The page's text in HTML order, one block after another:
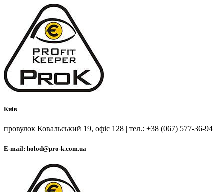
Киів
провулок Ковальський 19, офіс 128 | тел.: +38 (067) 577-36-94
E-mail: holod@pro-k.com.ua